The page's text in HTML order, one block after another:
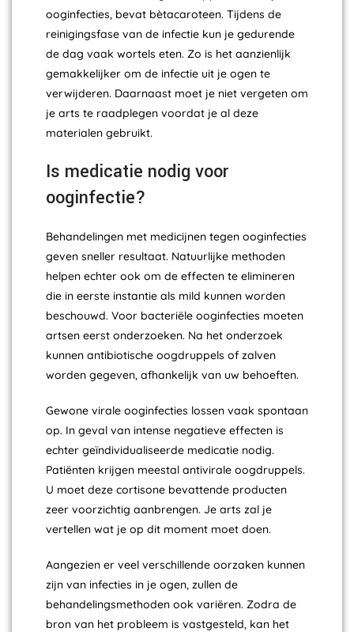
ooginfecties, bevat bètacaroteen. Tijdens de
reinigingsfase van de infectie kun je gedurende
de dag vaak wortels eten. Zo is het aanzienlijk
gemakkelijker om de infectie uit je ogen te
verwijderen. Daarnaast moet je niet vergeten om
je arts te raadplegen voordat je al deze
materialen gebruikt.
Is medicatie nodig voor
ooginfectie?
Behandelingen met medicijnen tegen ooginfecties
geven sneller resultaat. Natuurlijke methoden
helpen echter ook om de effecten te elimineren
die in eerste instantie als mild kunnen worden
beschouwd. Voor bacteriële ooginfecties moeten
artsen eerst onderzoeken. Na het onderzoek
kunnen antibiotische oogdruppels of zalven
worden gegeven, afhankelijk van uw behoeften.
Gewone virale ooginfecties lossen vaak spontaan
op. In geval van intense negatieve effecten is
echter geïndividualiseerde medicatie nodig.
Patiënten krijgen meestal antivirale oogdruppels.
U moet deze cortisone bevattende producten
zeer voorzichtig aanbrengen. Je arts zal je
vertellen wat je op dit moment moet doen.
Aangezien er veel verschillende oorzaken kunnen
zijn van infecties in je ogen, zullen de
behandelingsmethoden ook variëren. Zodra de
bron van het probleem is vastgesteld, kan het